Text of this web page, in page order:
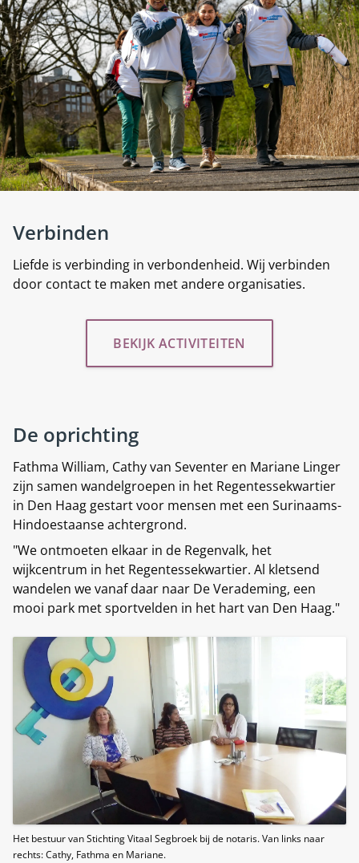
Verbinden
Liefde is verbinding in verbondenheid. Wij verbinden
door contact te maken met andere organisaties.
BEKIJK ACTIVITEITEN
De oprichting
Fathma William, Cathy van Seventer en Mariane Linger
zijn samen wandelgroepen in het Regentessekwartier
in Den Haag gestart voor mensen met een Surinaams-
Hindoestaanse achtergrond.
"We ontmoeten elkaar in de Regenvalk, het
wijkcentrum in het Regentessekwartier. Al kletsend
wandelen we vanaf daar naar De Verademing, een
mooi park met sportvelden in het hart van Den Haag."
Het bestuur van Stichting Vitaal Segbroek bij de notaris. Van links naar
rechts: Cathy, Fathma en Mariane.